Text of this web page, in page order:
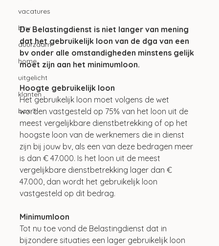
vacatures
btw
duurzaam
home
uitgelicht
klanten
box 3
De Belastingdienst is niet langer van mening
dat het gebruikelijk loon van de dga van een
bv onder alle omstandigheden minstens gelijk
moet zijn aan het minimumloon.
Hoogte gebruikelijk loon
Het gebruikelijk loon moet volgens de wet
worden vastgesteld op 75% van het loon uit de
meest vergelijkbare dienstbetrekking of op het
hoogste loon van de werknemers die in dienst
zijn bij jouw bv, als een van deze bedragen meer
is dan € 47.000. Is het loon uit de meest
vergelijkbare dienstbetrekking lager dan €
47.000, dan wordt het gebruikelijk loon
vastgesteld op dit bedrag.
Minimumloon
Tot nu toe vond de Belastingdienst dat in
bijzondere situaties een lager gebruikelijk loon